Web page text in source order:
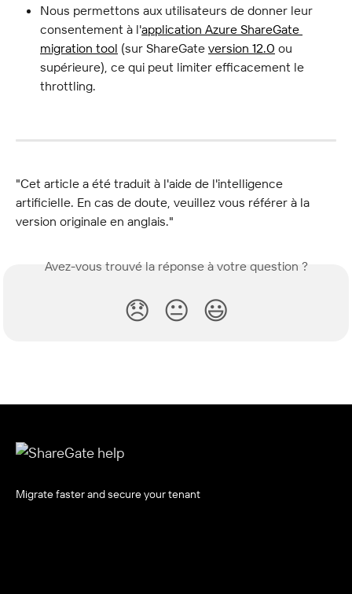
Nous permettons aux utilisateurs de donner leur
consentement à l'application Azure ShareGate
migration tool (sur ShareGate version 12.0 ou
supérieure), ce qui peut limiter efficacement le
throttling.
"Cet article a été traduit à l'aide de l'intelligence
artificielle. En cas de doute, veuillez vous référer à la
version originale en anglais."
Avez-vous trouvé la réponse à votre question ?
😞 😐 😃
Migrate faster and secure your tenant